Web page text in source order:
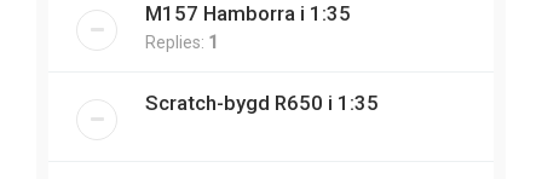
M157 Hamborra i 1:35
Replies: 1
Scratch-bygd R650 i 1:35